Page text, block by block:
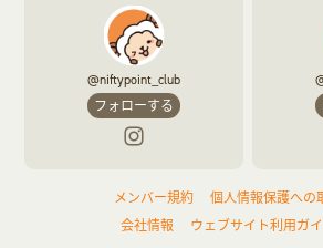
@niftypoint_club
フォローする
メンバー規約
個人情報保護への
会社情報
ウェブサイト利用ガ